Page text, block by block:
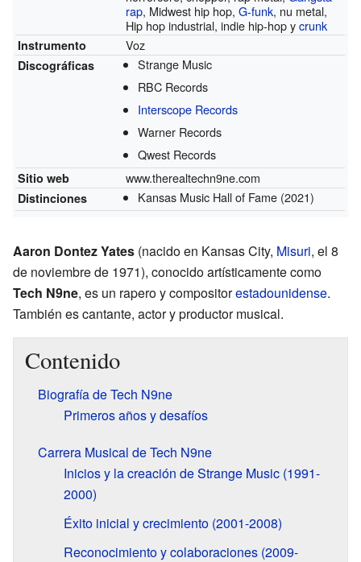
rap, Midwest hip hop,G-funk, nu metal,
Hip hop industrial, indie hip-hop ycrunk
Instrumento Voz
Discográficas
Strange Music
RBC Records
Interscope Records
Warner Records
Qwest Records
Sitio web www.therealtechn9ne.com
Distinciones Kansas Music Hall of Fame (2021)
Aaron Dontez Yates (nacido en Kansas City, Misuri, el 8
de noviembre de 1971), conocido artísticamente como
Tech N9ne, es un rapero y compositorestadounidense.
También es cantante, actor y productor musical.
Contenido
Biografía de Tech N9ne
Primeros años y desafíos
Carrera Musical de Tech N9ne
Inicios y la creación de Strange Music (1991-
2000)
Éxito inicial y crecimiento (2001-2008)
Reconocimiento y colaboraciones (2009-